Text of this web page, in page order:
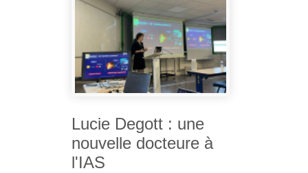
Lucie Degott : une
nouvelle docteure à
l'IAS